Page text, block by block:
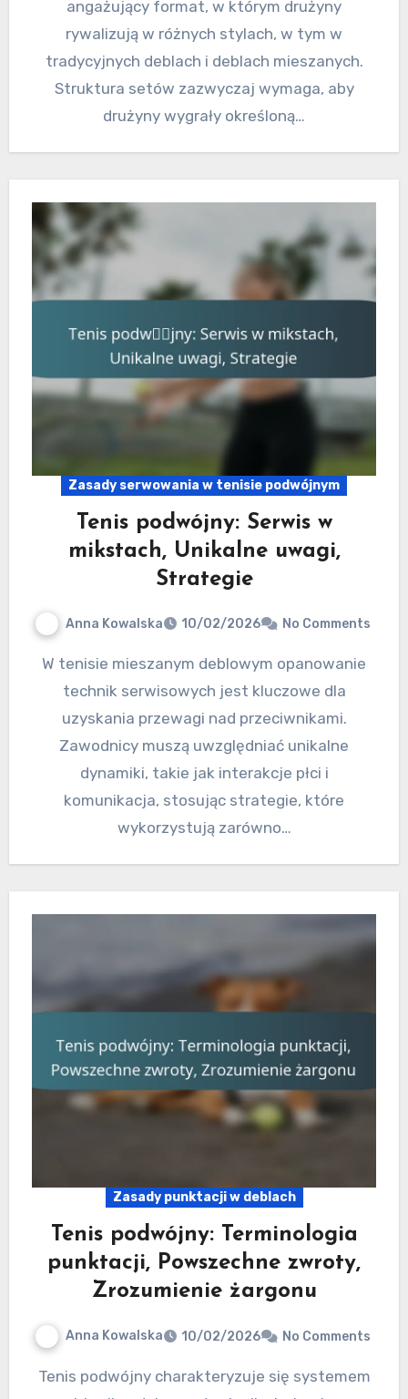
angażujący format, w którym drużyny
rywalizują w różnych stylach, w tym w
tradycyjnych deblach i deblach mieszanych.
Struktura setów zazwyczaj wymaga, aby
drużyny wygrały określoną…
Zasady serwowania w tenisie podwójnym
Tenis podwójny: Serwis w
mikstach, Unikalne uwagi,
Strategie
Anna Kowalska 10/02/2026 No Comments
W tenisie mieszanym deblowym opanowanie
technik serwisowych jest kluczowe dla
uzyskania przewagi nad przeciwnikami.
Zawodnicy muszą uwzględniać unikalne
dynamiki, takie jak interakcje płci i
komunikacja, stosując strategie, które
wykorzystują zarówno…
Zasady punktacji w deblach
Tenis podwójny: Terminologia
punktacji, Powszechne zwroty,
Zrozumienie żargonu
Anna Kowalska 10/02/2026 No Comments
Tenis podwójny charakteryzuje się systemem